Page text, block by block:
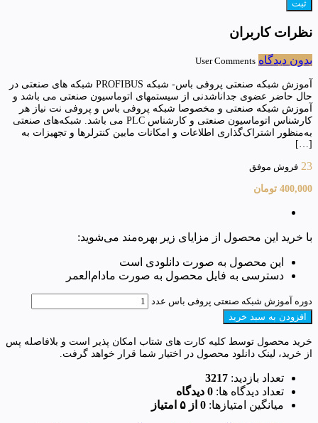
نظرات کاربران
بدون دیدگاه User Comments
آموزش شبکه صنعتی پروفی باس- شبکه PROFIBUS شبکه های صنعتی در
حال حاضر عضوی جداناشدنی از سیستمهای اتوماسیون صنعتی می باشد و
آموزش شبکه صنعتی و مخصوصا شبکه پروفی باس و پروفی نت نیاز هر
کارشناس اتوماسیون صنعتی و کارشناس PLC می باشد. شبکه‌های صنعتی
به‌منظور اشتراک‌گذاری اطلاعات و امکانات مابین کنترلرها و تجهیزات به
[…]
23 فروش موفق
400,000 تومان
با خرید این محصول از مزایای زیر بهره‌مند می‌شوید:
این محصول به صورت دانلودی است
دسترسی به فایل محصول به صورت مادام‌العمر
دوره آموزش شبکه صنعتی پروفی باس عدد
افزودن به سبد خرید
خرید محصول توسط کلیه کارت های شتاب امکان پذیر است و بلافاصله پس
از خرید، لینک دانلود محصول در اختیار شما قرار خواهد گرفت.
تعداد بازدید: 3217
تعداد دیدگاه ها: 0 دیدگاه
میانگین امتیازها: 0 از ۵ امتیاز